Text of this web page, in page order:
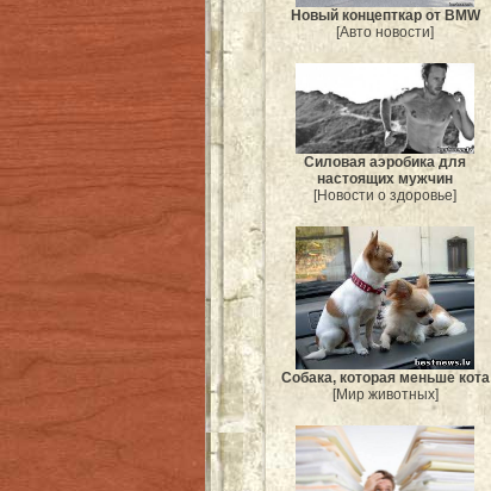
Новый концепткар от BMW
[Авто новости]
Силовая аэробика для
настоящих мужчин
[Новости о здоровье]
Собака, которая меньше кота
[Мир животных]